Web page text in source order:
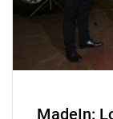
MadeIn: